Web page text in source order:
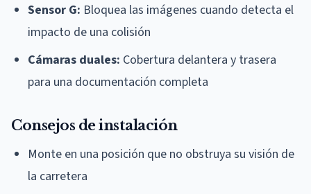
Sensor G: Bloquea las imágenes cuando detecta el
impacto de una colisión
Cámaras duales: Cobertura delantera y trasera
para una documentación completa
Consejos de instalación
Monte en una posición que no obstruya su visión de
la carretera